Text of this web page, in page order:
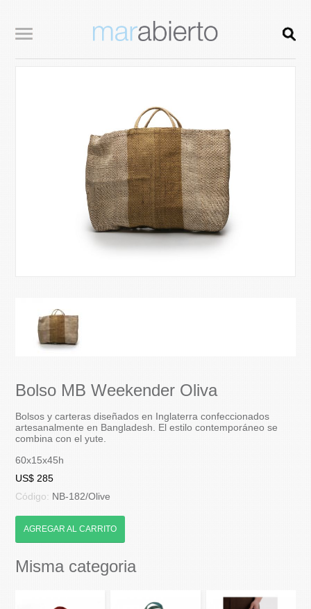
Bolso MB Weekender Oliva
Bolsos y carteras diseñados en Inglaterra confeccionados
artesanalmente en Bangladesh. El estilo contemporáneo se
combina con el yute.
60x15x45h
US$ 285
Código: NB-182/Olive
AGREGAR AL CARRITO
Misma categoria